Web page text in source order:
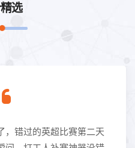
选
，错过的英超比赛第二天